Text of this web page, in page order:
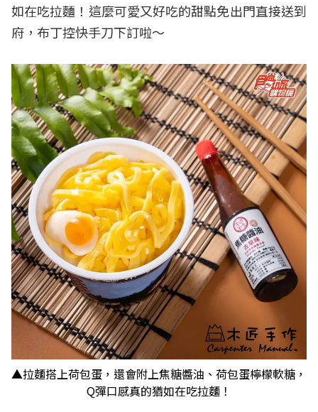
如在吃拉麵！這麼可愛又好吃的甜點免出門直接送到
府，布丁控快手刀下訂啦～
▲拉麵搭上荷包蛋，還會附上焦糖醬油、荷包蛋檸檬軟糖，
Q彈口感真的猶如在吃拉麵！